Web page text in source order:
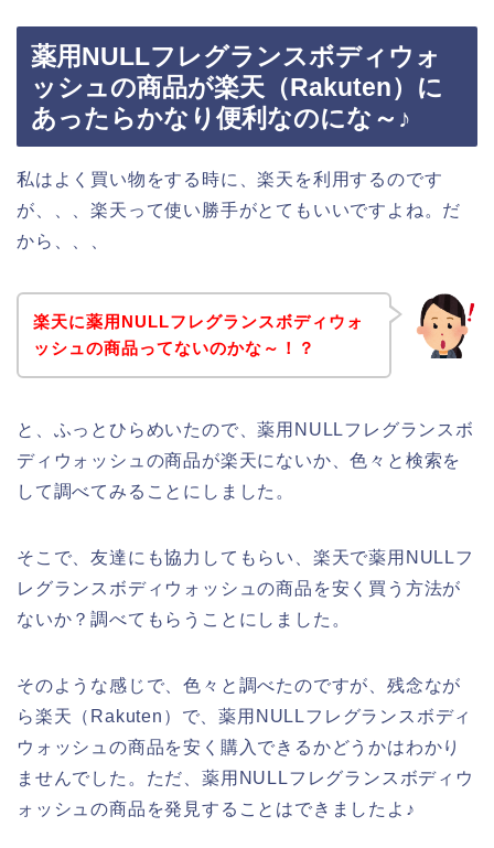
薬用NULLフレグランスボディウォ
ッシュの商品が楽天（Rakuten）に
あったらかなり便利なのにな～♪
私はよく買い物をする時に、楽天を利用するのです
が、、、楽天って使い勝手がとてもいいですよね。だ
から、、、
楽天に薬用NULLフレグランスボディウォ
ッシュの商品ってないのかな～！？
と、ふっとひらめいたので、薬用NULLフレグランスボ
ディウォッシュの商品が楽天にないか、色々と検索を
して調べてみることにしました。
そこで、友達にも協力してもらい、楽天で薬用NULLフ
レグランスボディウォッシュの商品を安く買う方法が
ないか？調べてもらうことにしました。
そのような感じで、色々と調べたのですが、残念なが
ら楽天（Rakuten）で、薬用NULLフレグランスボディ
ウォッシュの商品を安く購入できるかどうかはわかり
ませんでした。ただ、薬用NULLフレグランスボディウ
ォッシュの商品を発見することはできましたよ♪